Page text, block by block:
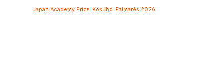
Japan Academy Prize Kokuho Palmarès 2026